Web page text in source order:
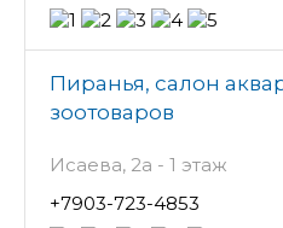
Пиранья, салон
зоотоваров
Исаева, 2а - 1 этаж
+7903-723-4853